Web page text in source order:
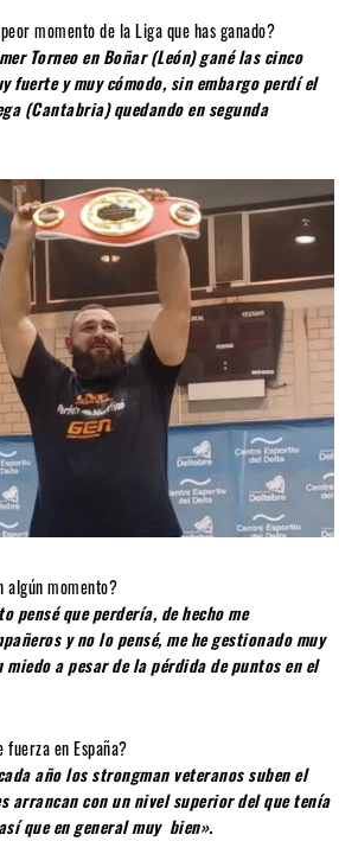
momento de la Liga que has ganado?
Torneo en Boñar (León) gané las cinco
fuerte y muy cómodo, sin embargo perdí el
(Cantabria) quedando en segunda
algún momento?
pensé que perdería, de hecho me
y no lo pensé, me he gestionado muy
a pesar de la pérdida de puntos en el
fuerza en España?
año los strongman veteranos suben el
arrancan con un nivel superior del que tenía
que en general muy bien».